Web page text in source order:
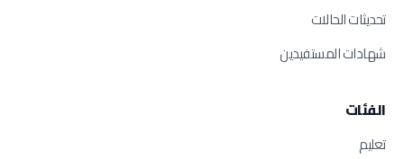
تحديثات الحالات
شهادات المستفيدين
الفئات
تعليم